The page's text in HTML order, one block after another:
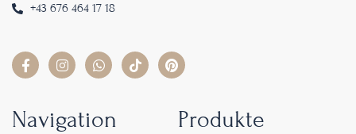
Produkte
Navigation
+43 676 464 17 18